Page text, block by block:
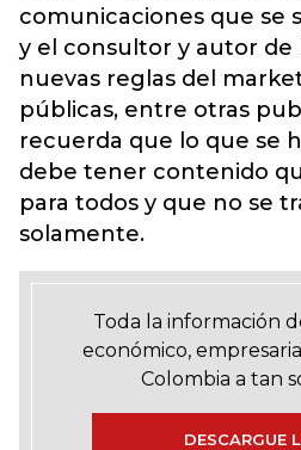
comunicaciones que se
y el consultor y autor de
nuevas reglas del
públicas, entre otras
recuerda que lo que se
debe tener contenido
para todos y que no se
solamente.
Toda la información
económico,
Colombia a tan
DESCARGUE